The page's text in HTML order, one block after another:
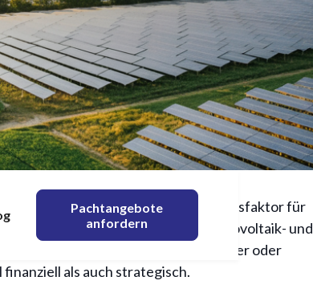
Pachtangebote
anfordern
jetzt lohnt
zu einem entscheidenden Wirtschaftsfaktor für
Wertschöpfung durch Photovoltaik- und
Für Eigentümer landwirtschaftlicher oder
als auch strategisch.